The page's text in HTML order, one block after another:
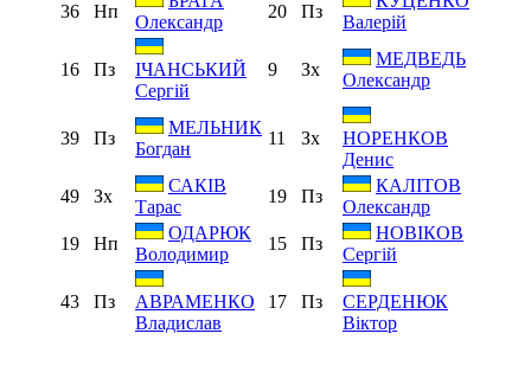
36
Нп
Олександр
20 Пз
Валерій
16 Пз
ІЧАНСЬКИЙ
Сергій
9 Зх
МЕДВЕДЬ
Олександр
39 Пз
МЕЛЬНИК
Богдан
11 Зх
НОРЕНКОВ
Денис
49
Зх
САКІВ
Тарас
19 Пз
КАЛІТОВ
Олександр
19
Нп
ОДАРЮК
Володимир
15 Пз
НОВІКОВ
Сергій
43 Пз
АВРАМЕНКО
Владислав
17 Пз
СЕРДЕНЮК
Віктор